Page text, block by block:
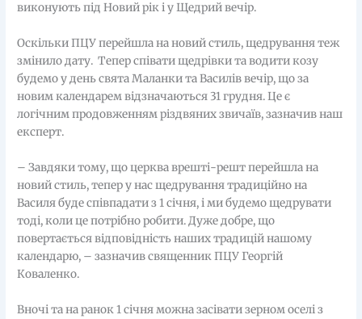
виконують під Новий рік і у Щедрий вечір.
Оскільки ПЦУ перейшла на новий стиль, щедрування теж
змінило дату. Тепер співати щедрівки та водити козу
будемо у день свята Маланки та Василів вечір, що за
новим календарем відзначаються 31 грудня. Це є
логічним продовженням різдвяних звичаїв, зазначив наш
експерт.
– Завдяки тому, що церква врешті-решт перейшла на
новий стиль, тепер у нас щедрування традиційно на
Василя буде співпадати з 1 січня, і ми будемо щедрувати
тоді, коли це потрібно робити. Дуже добре, що
повертається відповідність наших традицій нашому
календарю, – зазначив священник ПЦУ Георгій
Коваленко.
Вночі та на ранок 1 січня можна засівати зерном оселі з